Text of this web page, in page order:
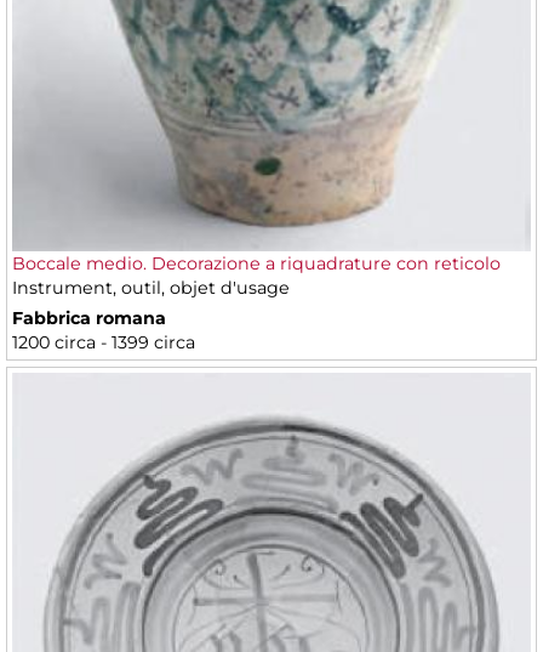
Boccale medio. Decorazione a riquadrature con reticolo
Instrument, outil, objet d'usage
Fabbrica romana
1200 circa - 1399 circa